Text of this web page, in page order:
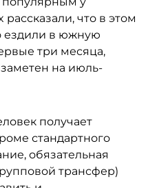
что в этом
ездили в южную
три месяца,
заметен на июль-
получает
стандартного
обязательная
трансфер)